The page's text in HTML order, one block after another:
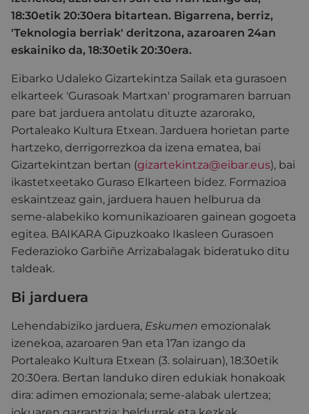
18:30etik 20:30era bitartean. Bigarrena, berriz,
'Teknologia berriak' deritzona, azaroaren 24an
eskainiko da, 18:30etik 20:30era.
Eibarko Udaleko Gizartekintza Sailak eta gurasoen
elkarteek 'Gurasoak Martxan' programaren barruan
pare bat jarduera antolatu dituzte azarorako,
Portaleako Kultura Etxean. Jarduera horietan parte
hartzeko, derrigorrezkoa da izena ematea, bai
Gizartekintzan bertan (gizartekintza@eibar.eus), bai
ikastetxeetako Guraso Elkarteen bidez. Formazioa
eskaintzeaz gain, jarduera hauen helburua da
seme-alabekiko komunikazioaren gainean gogoeta
egitea. BAIKARA Gipuzkoako Ikasleen Gurasoen
Federazioko Garbiñe Arrizabalagak bideratuko ditu
taldeak.
Bi jarduera
Lehendabiziko jarduera, Eskumen emozionalak
izenekoa, azaroaren 9an eta 17an izango da
Portaleako Kultura Etxean (3. solairuan), 18:30etik
20:30era. Bertan landuko diren edukiak honakoak
dira: adimen emozionala; seme-alabak ulertzea;